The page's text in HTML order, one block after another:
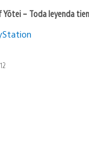
– Toda leyenda
12